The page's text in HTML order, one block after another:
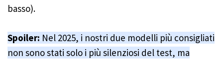
basso).
Spoiler: Nel 2025, i nostri due modelli più consigliati
non sono stati solo i più silenziosi del test, ma